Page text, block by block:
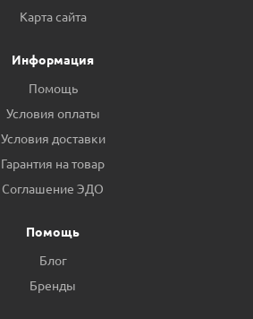
Карта сайта
Информация
Помощь
Условия оплаты
Условия доставки
Гарантия на товар
Соглашение ЭДО
Помощь
Блог
Бренды